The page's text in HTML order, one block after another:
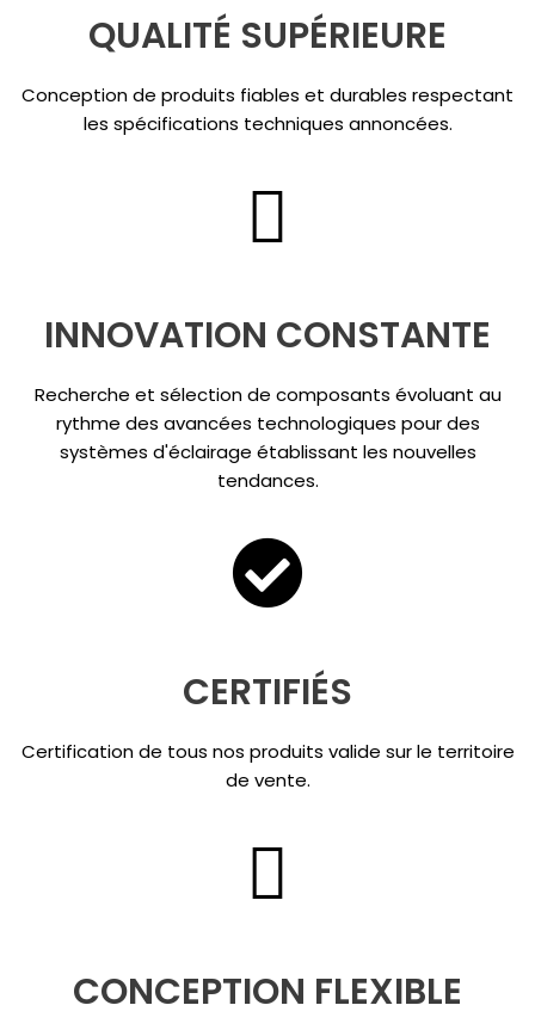
QUALITÉ SUPÉRIEURE
Conception de produits fiables et durables respectant
les spécifications techniques annoncées.
INNOVATION CONSTANTE
Recherche et sélection de composants évoluant au
rythme des avancées technologiques pour des
systèmes d'éclairage établissant les nouvelles
tendances.
CERTIFIÉS
Certification de tous nos produits valide sur le territoire
de vente.
CONCEPTION FLEXIBLE